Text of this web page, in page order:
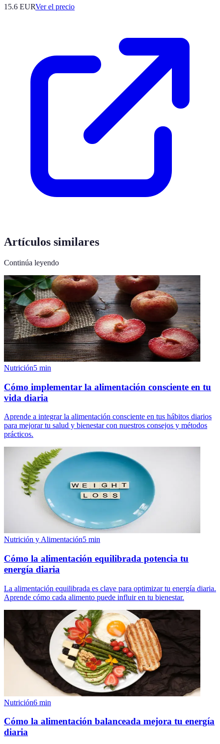
15.6 EURVer el precio
Artículos similares
Continúa leyendo
Nutrición5 min
Cómo implementar la alimentación consciente en tu
vida diaria
Aprende a integrar la alimentación consciente en tus hábitos diarios
para mejorar tu salud y bienestar con nuestros consejos y métodos
prácticos.
Nutrición y Alimentación5 min
Cómo la alimentación equilibrada potencia tu
energía diaria
La alimentación equilibrada es clave para optimizar tu energía diaria.
Aprende cómo cada alimento puede influir en tu bienestar.
Nutrición6 min
Cómo la alimentación balanceada mejora tu energía
diaria